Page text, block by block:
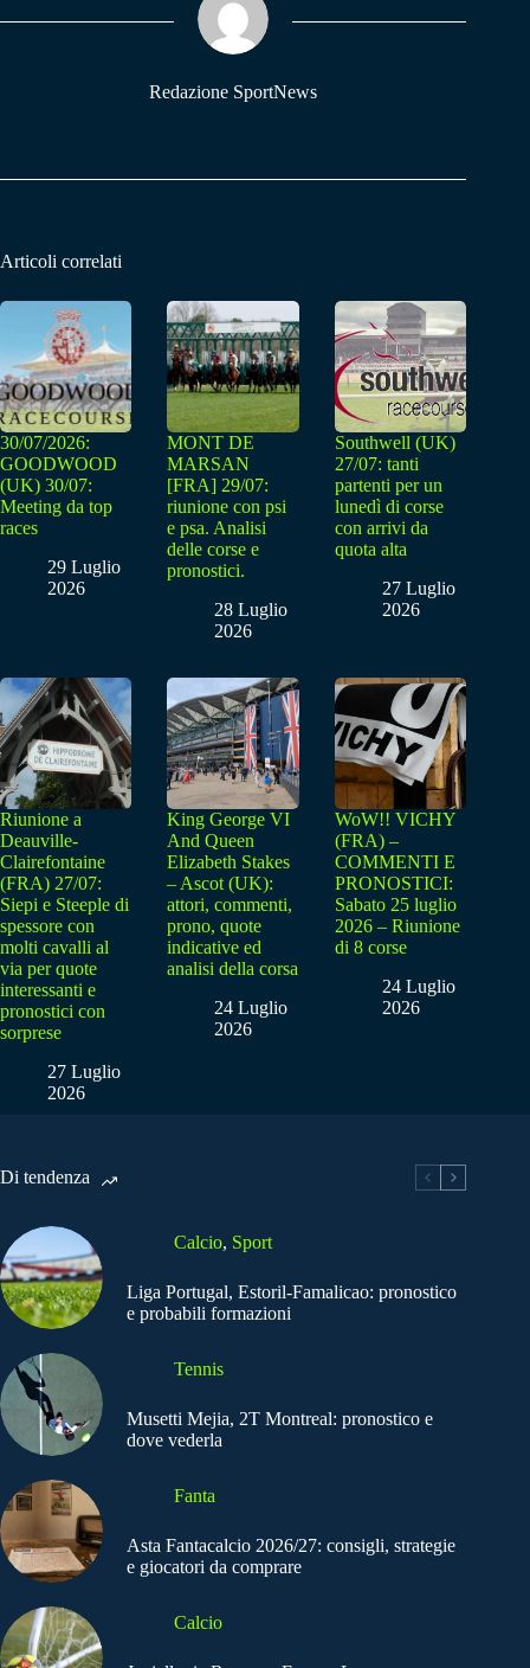
pp m
Redazione SportNews
Articoli correlati
30/07/2026:
GOODWOOD
(UK) 30/07:
Meeting da top
races
29 Luglio
2026
MONT DE
MARSAN
[FRA] 29/07:
riunione con psi
e psa. Analisi
delle corse e
pronostici.
28 Luglio
2026
Southwell (UK)
27/07: tanti
partenti per un
lunedì di corse
con arrivi da
quota alta
27 Luglio
2026
Riunione a
Deauville-
Clairefontaine
(FRA) 27/07:
Siepi e Steeple di
spessore con
molti cavalli al
via per quote
interessanti e
pronostici con
sorprese
27 Luglio
2026
King George VI
And Queen
Elizabeth Stakes
– Ascot (UK):
attori, commenti,
prono, quote
indicative ed
analisi della corsa
24 Luglio
2026
WoW!! VICHY
(FRA) –
COMMENTI E
PRONOSTICI:
Sabato 25 luglio
2026 – Riunione
di 8 corse
24 Luglio
2026
Di tendenza
Calcio, Sport
Liga Portugal, Estoril-Famalicao: pronostico
e probabili formazioni
Tennis
Musetti Mejia, 2T Montreal: pronostico e
dove vederla
Fanta
Asta Fantacalcio 2026/27: consigli, strategie
e giocatori da comprare
Calcio